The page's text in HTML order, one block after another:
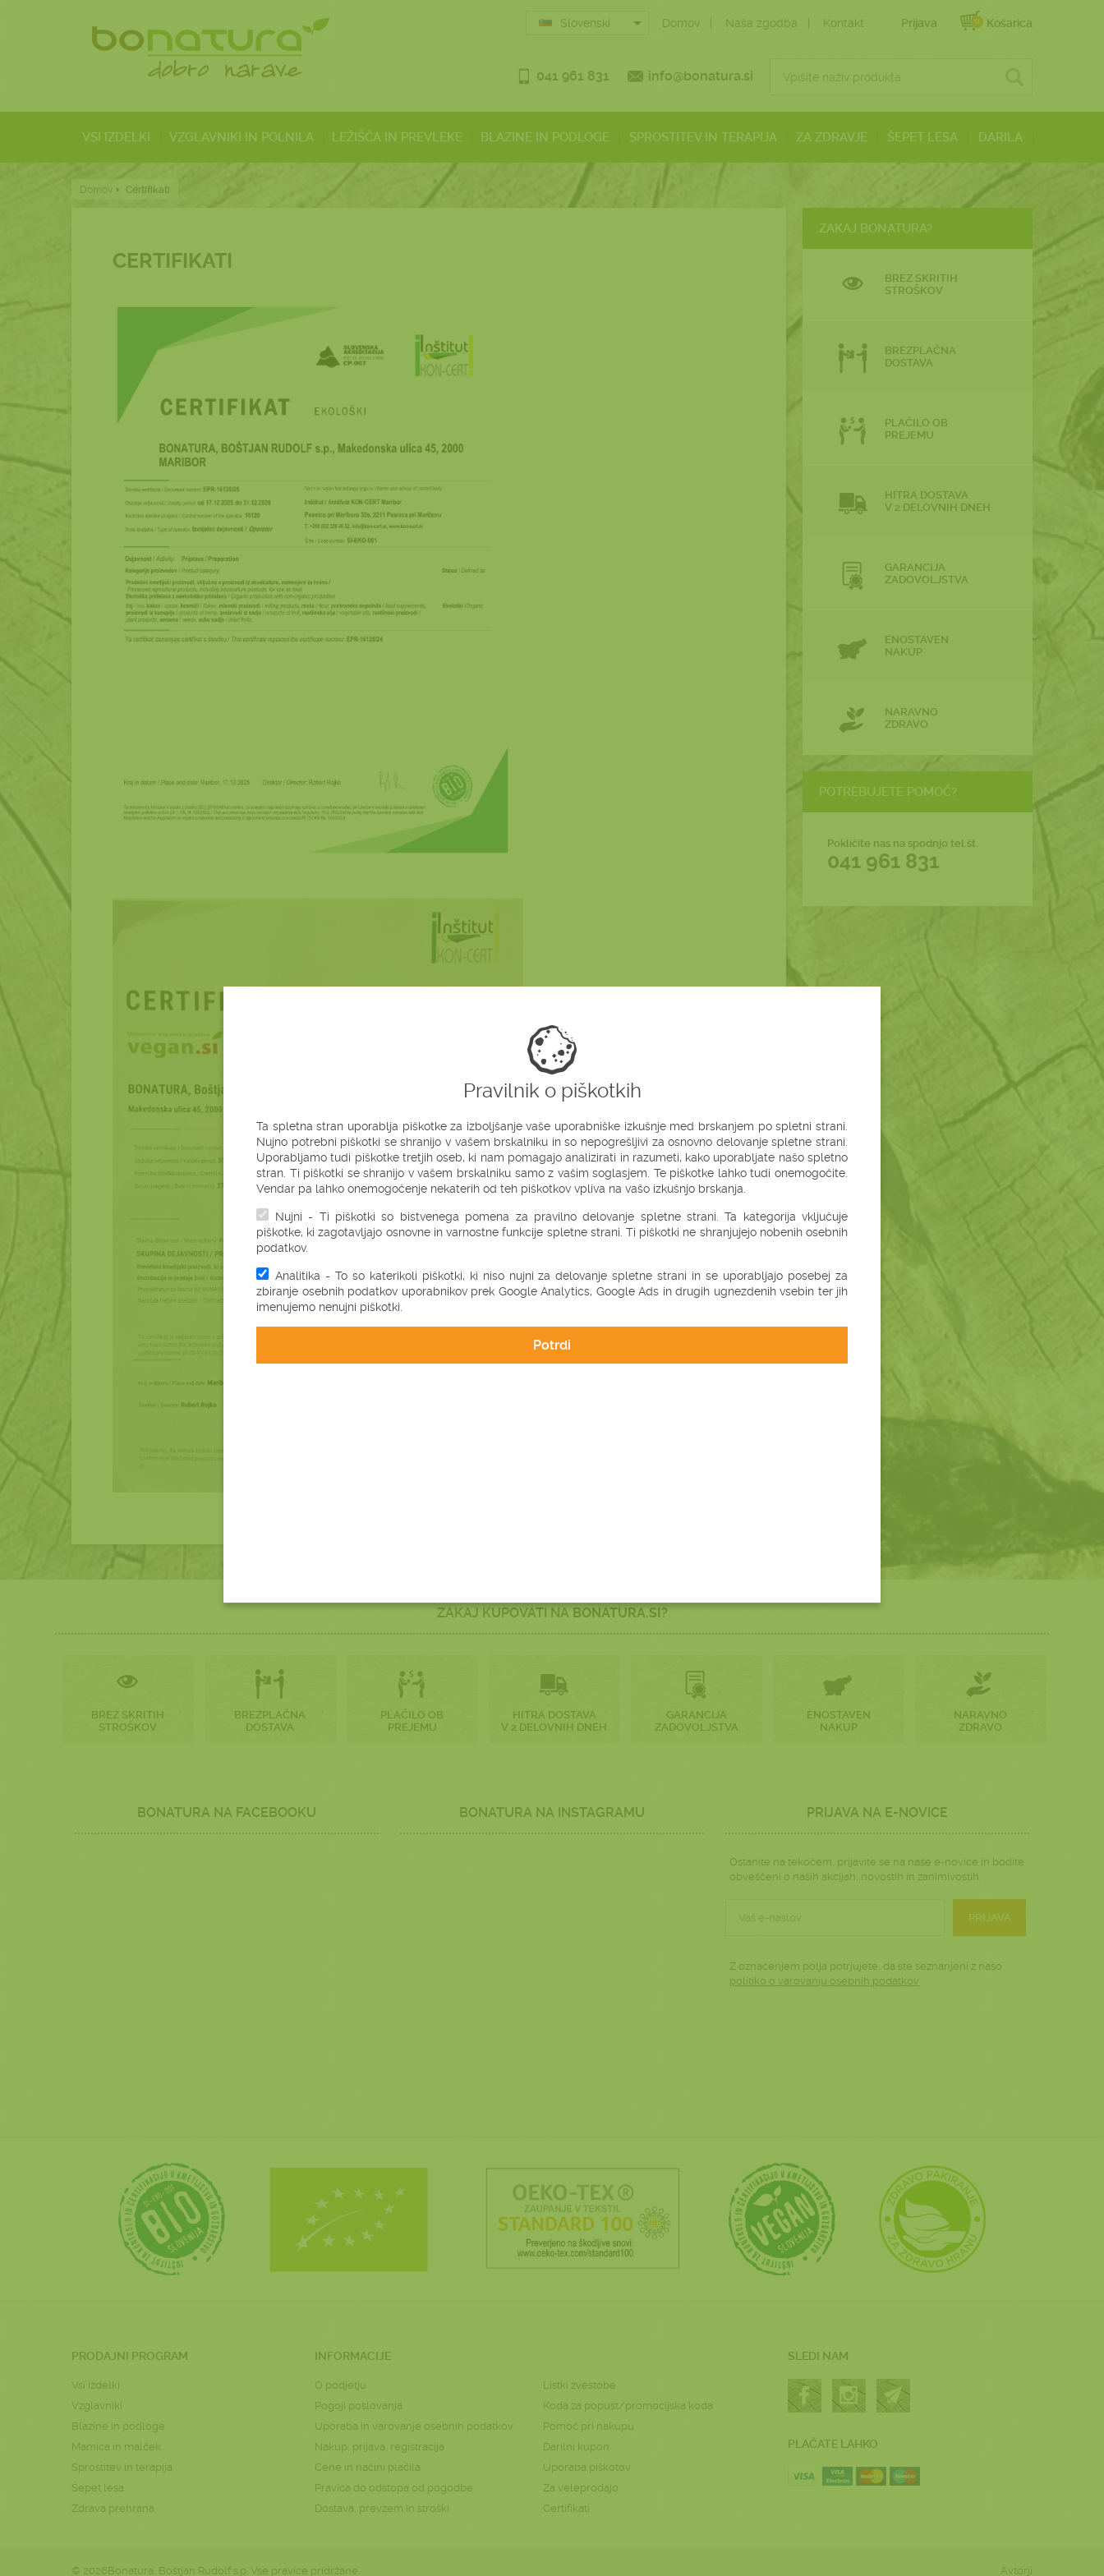
Prijava 0 Košarica
Slovenski Domov Naša zgodba Kontakt
041 961 831 info@bonatura.si
VSI IZDELKI VZGLAVNIKI IN POLNILA LEŽIŠČA IN PREVLEKE BLAZINE IN PODLOGE SPROSTITEV IN TERAPIJA ZA ZDRAVJE ŠEPET LESA DARILA
Domov Certifikati
CERTIFIKATI
ZAKAJ BONATURA?
BREZ SKRITIH
STROŠKOV
BREZPLAČNA
DOSTAVA
PLAČILO OB
PREJEMU
HITRA DOSTAVA
V 2 DELOVNIH DNEH
GARANCIJA
ZADOVOLJSTVA
ENOSTAVEN
NAKUP
NARAVNO
ZDRAVO
POTREBUJETE POMOČ?
Pokličite nas na spodnjo tel.št.
041 961 831
ZAKAJ KUPOVATI NA BONATURA.SI?
BREZ SKRITIH
STROŠKOV
BREZPLAČNA
DOSTAVA
PLAČILO OB
PREJEMU
HITRA DOSTAVA
V 2 DELOVNIH DNEH
GARANCIJA
ZADOVOLJSTVA
ENOSTAVEN
NAKUP
NARAVNO
ZDRAVO
BONATURA NA FACEBOOKU BONATURA NA INSTAGRAMU PRIJAVA NA E-NOVICE
Ostanite na tekočem, prijavite se na naše e-novice in bodite
obveščeni o naših akcijah, novostih in zanimivostih.
PRIJAVA
Z označenjem polja potrjujete, da ste seznanjeni z našo
politiko o varovanju osebnih podatkov
PRODAJNI PROGRAM
Vsi izdelki
Vzglavniki
Blazine in podloge
Mamica in malček
Sprostitev in terapija
Šepet lesa
Zdrava prehrana
INFORMACIJE
O podjetju
Pogoji poslovanja
Uporaba in varovanje osebnih podatkov
Nakup, prijava, registracija
Cene in načini plačila
Pravica do odstopa od pogodbe
Dostava, prevzem in stroški
Listki zvestobe
Koda za popust/promocijska koda
Pomoč pri nakupu
Darilni kupon
Uporaba piškotov
Za veleprodajo
Certifikati
SLEDI NAM
PLAČATE LAHKO
© 2026Bonatura, Boštjan Rudolf s.p. Vse pravice pridržane. Avtorji
Pravilnik o piškotkih
Ta spletna stran uporablja piškotke za izboljšanje vaše uporabniške izkušnje med brskanjem po spletni strani.
Nujno potrebni piškotki se shranijo v vašem brskalniku in so nepogrešljivi za osnovno delovanje spletne strani.
Uporabljamo tudi piškotke tretjih oseb, ki nam pomagajo analizirati in razumeti, kako uporabljate našo spletno
stran. Ti piškotki se shranijo v vašem brskalniku samo z vašim soglasjem. Te piškotke lahko tudi onemogočite.
Vendar pa lahko onemogočenje nekaterih od teh piškotkov vpliva na vašo izkušnjo brskanja.
Nujni - Ti piškotki so bistvenega pomena za pravilno delovanje spletne strani. Ta kategorija vključuje
piškotke, ki zagotavljajo osnovne in varnostne funkcije spletne strani. Ti piškotki ne shranjujejo nobenih osebnih
podatkov.
Analitika - To so katerikoli piškotki, ki niso nujni za delovanje spletne strani in se uporabljajo posebej za
zbiranje osebnih podatkov uporabnikov prek Google Analytics, Google Ads in drugih ugnezdenih vsebin ter jih
imenujemo nenujni piškotki.
Potrdi